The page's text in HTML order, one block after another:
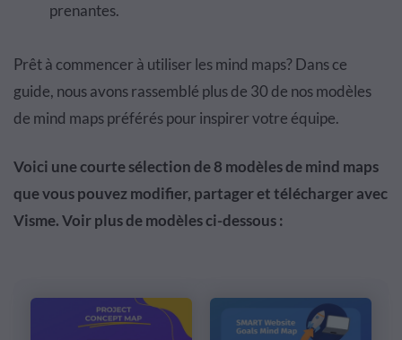
prenantes.
Prêt à commencer à utiliser les mind maps? Dans ce
guide, nous avons rassemblé plus de 30 de nos modèles
de mind maps préférés pour inspirer votre équipe.
Voici une courte sélection de 8 modèles de mind maps
que vous pouvez modifier, partager et télécharger avec
Visme. Voir plus de modèles ci-dessous :